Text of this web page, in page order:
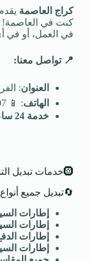
كراج العاصمة
كنت في العاصمة!
في العمل، أو في أي
📍 تواصل معنا:
العنوان:
الهاتف: 📱 96761607
خدمة 24 ساعة
🛞خدمات تبديل التواير والإطارات المتكاملة:
🔄تبديل جميع
إطارات
إطارات
إطارات
إطارات